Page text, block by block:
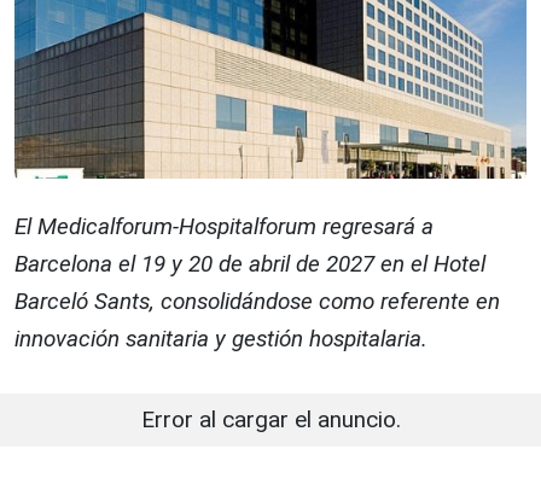
El Medicalforum-Hospitalforum regresará a
Barcelona el 19 y 20 de abril de 2027 en el Hotel
Barceló Sants, consolidándose como referente en
innovación sanitaria y gestión hospitalaria.
Error al cargar el anuncio.